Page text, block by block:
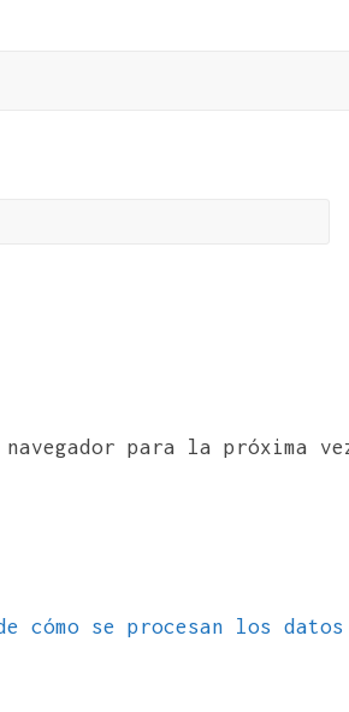
para la próxima
cómo se procesan los datos